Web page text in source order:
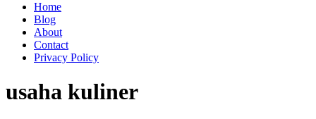
Home
Blog
About
Contact
Privacy Policy
usaha kuliner